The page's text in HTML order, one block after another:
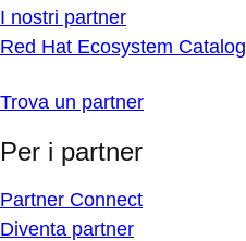
I nostri partner
Red Hat Ecosystem Catalog
Trova un partner
Per i partner
Partner Connect
Diventa partner